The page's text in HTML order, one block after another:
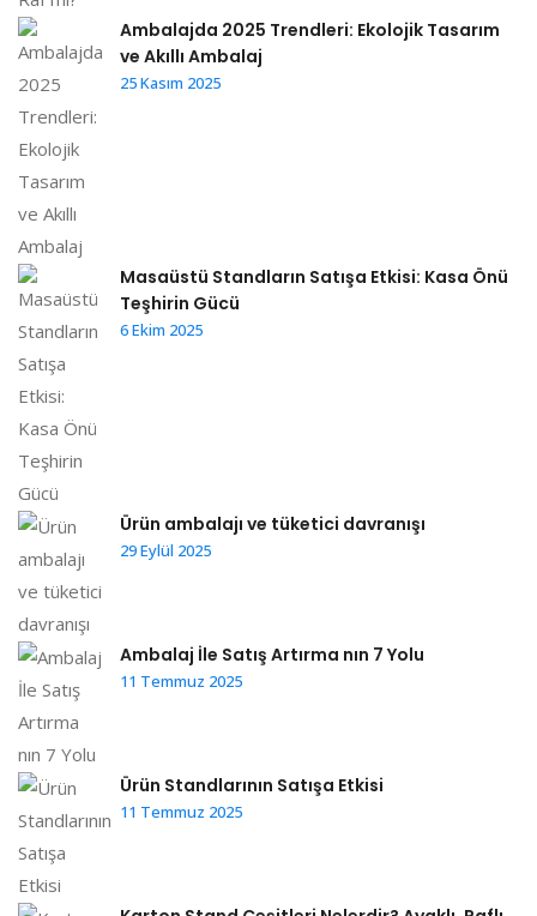
Ambalajda 2025 Trendleri: Ekolojik Tasarım
ve Akıllı Ambalaj
25 Kasım 2025
Masaüstü Standların Satışa Etkisi: Kasa Önü
Teşhirin Gücü
6 Ekim 2025
Ürün ambalajı ve tüketici davranışı
29 Eylül 2025
Ambalaj İle Satış Artırma nın 7 Yolu
11 Temmuz 2025
Ürün Standlarının Satışa Etkisi
11 Temmuz 2025